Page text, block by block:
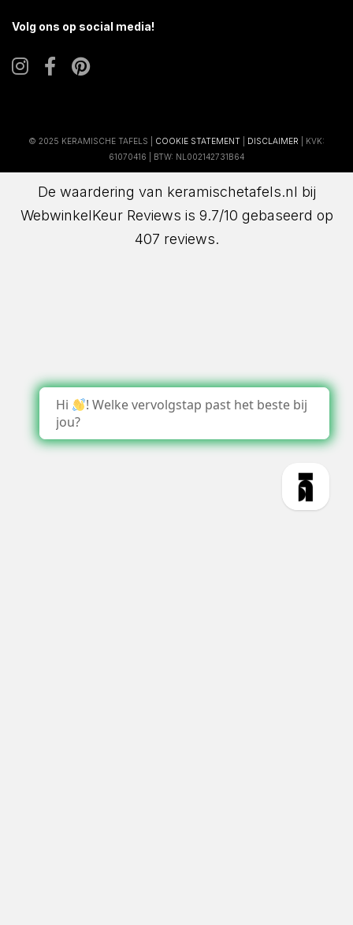
Volg ons op social media!
© 2025 KERAMISCHE TAFELS | COOKIE STATEMENT DISCLAIMER | KVK:
61070416 | BTW: NL002142731B64
De waardering van keramischetafels.nl bij
WebwinkelKeur Reviews is 9.7/10 gebaseerd op
407 reviews.
Hi
! Welke vervolgstap past het beste bij
jou?